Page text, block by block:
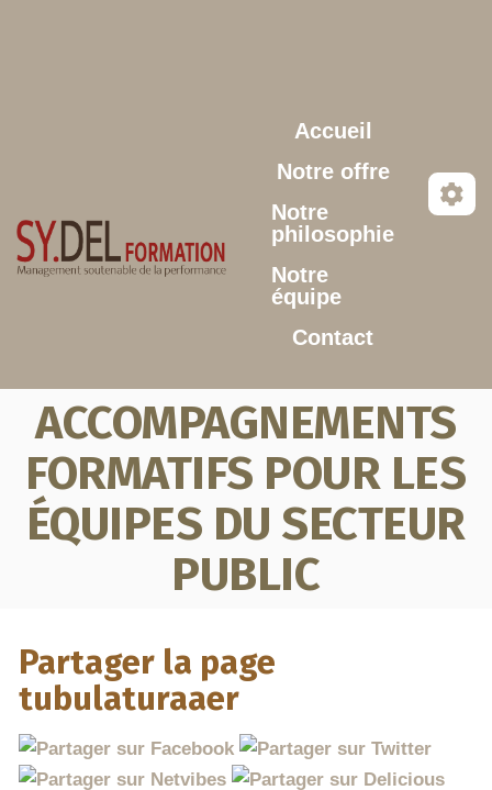
Accueil
Notre offre
Notre
philosophie
Notre
équipe
Contact
ACCOMPAGNEMENTS
FORMATIFS POUR LES
ÉQUIPES DU SECTEUR
PUBLIC
Partager la page
tubulaturaaer